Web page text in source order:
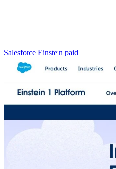
Salesforce Einstein paid